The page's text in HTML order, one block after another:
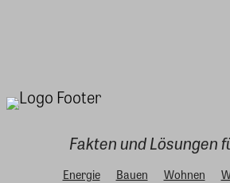
Fakten und Lösungen
Energie Bauen Wohnen